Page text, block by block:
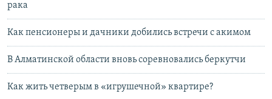
рака
Как пенсионеры и дачники добились встречи с акимом
В Алматинской области вновь соревновались беркутчи
Как жить четверым в «игрушечной» квартире?